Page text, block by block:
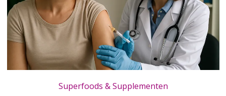
Vitamine D injectie bij de huisarts: wanneer kies je ervoor en wat kun je verwachten
Superfoods & Supplementen